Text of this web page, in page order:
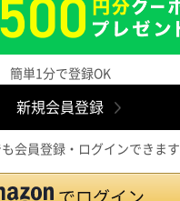
簡単1分で登録OK
会員登録・ログインできます